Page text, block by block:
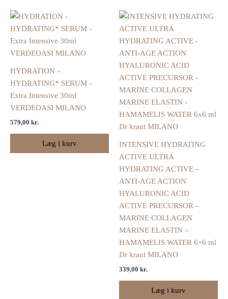
HYDRATION –
HYDRATING* SERUM –
Extra Intensive 30ml
VERDEOASI MILANO
579,00 kr.
Læg i kurv
INTENSIVE HYDRATING
ACTIVE ULTRA
HYDRATING ACTIVE –
ANTI-AGE ACTION
HYALURONIC ACID
ACTIVE PRECURSOR –
MARINE COLLAGEN
MARINE ELASTIN –
HAMAMELIS WATER 6×6 ml
Dr kraut MILANO
339,00 kr.
Læg i kurv